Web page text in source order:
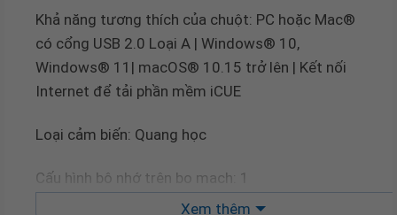
Khả năng tương thích của chuột: PC hoặc Mac®
có cổng USB 2.0 Loại A | Windows® 10,
Windows® 11| macOS® 10.15 trở lên | Kết nối
Internet để tải phần mềm iCUE
Loại cảm biến: Quang học
Cấu hình bộ nhớ trên bo mạch: 1
Xem thêm